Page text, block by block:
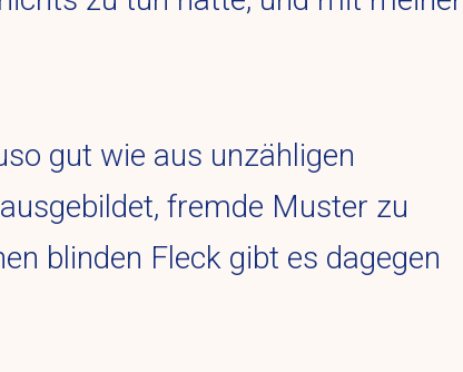
gut wie aus unzähligen
fremde Muster zu
blinden Fleck gibt es dagegen